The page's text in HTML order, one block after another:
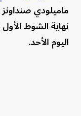
نهاية الشوط
اليوم الأحد.